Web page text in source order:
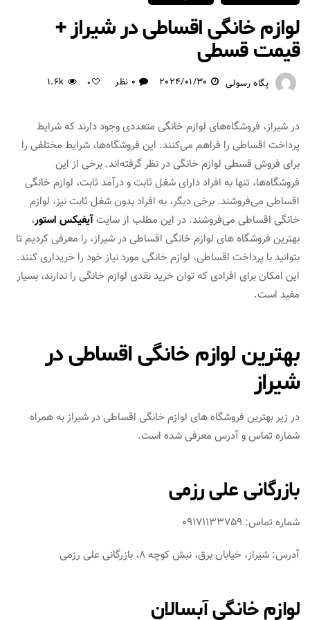
لوازم خانگی اقساطی در شیراز +
قیمت قسطی
پگاه رسولی 2024/01/30 0 نظر 0
1.6k
در شیراز، فروشگاه‌های لوازم خانگی متعددی وجود دارند که شرایط
پرداخت اقساطی را فراهم می‌کنند. این فروشگاه‌ها، شرایط مختلفی را
برای فروش قسطی لوازم خانگی در نظر گرفته‌اند. برخی از این
فروشگاه‌ها، تنها به افراد دارای شغل ثابت و درآمد ثابت، لوازم خانگی
اقساطی می‌فروشند. برخی دیگر، به افراد بدون شغل ثابت نیز، لوازم
خانگی اقساطی می‌فروشند. در این مطلب از سایتآیفیکس استور،
بهترین فروشگاه های لوازم خانگی اقساطی در شیراز، را معرفی کردیم تا
بتوانید با پرداخت اقساطی، لوازم خانگی مورد نیاز خود را خریداری کنند.
این امکان برای افرادی که توان خرید نقدی لوازم خانگی را ندارند، بسیار
مفید است.
بهترین لوازم خانگی اقساطی در
شیراز
در زیر بهترین فروشگاه های لوازم خانگی اقساطی در شیراز به همراه
شماره تماس و آدرس معرفی شده است.
بازرگانی علی رزمی
شماره تماس: 09171133759
آدرس: شیراز، خیابان برق، نبش کوچه 8، بازرگانی علی رزمی
لوازم خانگی آبسالان